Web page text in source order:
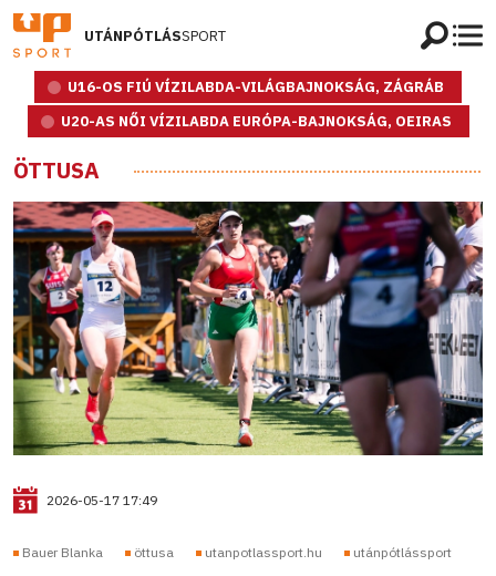
UTÁNPÓTLÁSSPORT
U16-OS FIÚ VÍZILABDA-VILÁGBAJNOKSÁG, ZÁGRÁB
U20-AS NŐI VÍZILABDA EURÓPA-BAJNOKSÁG, OEIRAS
ÖTTUSA
2026-05-17 17:49
Bauer Blanka öttusa utanpotlassport.hu utánpótlássport